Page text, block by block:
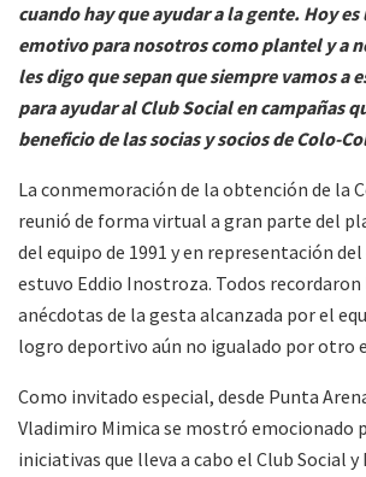
cuando hay que ayudar a la gente. Hoy
emotivo para nosotros como plantel y a
les digo que sepan que siempre vamos a
para ayudar al Club Social en campañas
beneficio de las socias y socios de Colo-
La conmemoración de la obtención de la
reunió de forma virtual a gran parte del
del equipo de 1991 y en representación
estuvo Eddio Inostroza. Todos recordaron
anécdotas de la gesta alcanzada por el
logro deportivo aún no igualado por otro
Como invitado especial, desde Punta
Vladimiro Mimica se mostró emocionado
iniciativas que lleva a cabo el Club Social